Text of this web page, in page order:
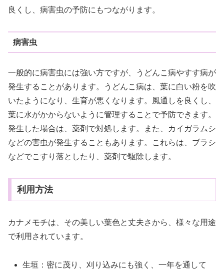
良くし、病害虫の予防にもつながります。
病害虫
一般的に病害虫には強い方ですが、うどんこ病やすす病が
発生することがあります。うどんこ病は、葉に白い粉を吹
いたようになり、生育が悪くなります。風通しを良くし、
葉に水がかからないように管理することで予防できます。
発生した場合は、薬剤で対処します。また、カイガラムシ
などの害虫が発生することもあります。これらは、ブラシ
などでこすり落としたり、薬剤で駆除します。
利用方法
カナメモチは、その美しい葉色と丈夫さから、様々な用途
で利用されています。
生垣：密に茂り、刈り込みにも強く、一年を通して